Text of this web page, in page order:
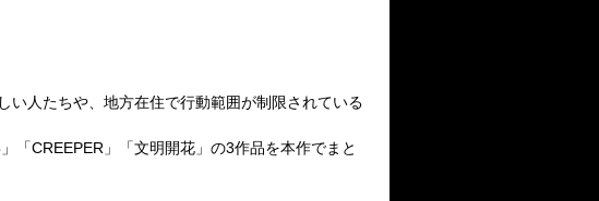
い人たちや、地方在住で行動範囲が制限されている
「CREEPER 」「文明開花」の3作品を本作でまと